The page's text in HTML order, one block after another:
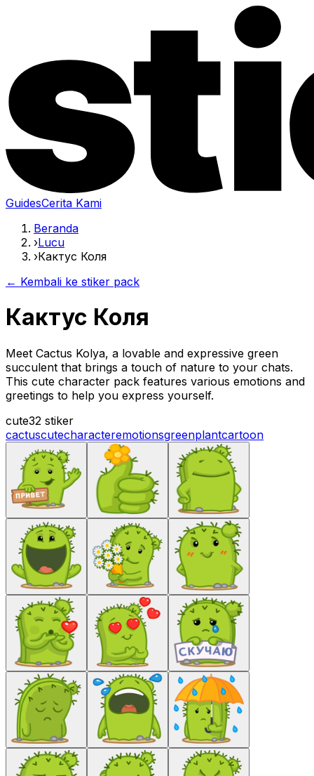
GuidesCerita Kami
Beranda
›Lucu
›Кактус Коля
← Kembali ke stiker pack
Кактус Коля
Meet Cactus Kolya, a lovable and expressive green
succulent that brings a touch of nature to your chats.
This cute character pack features various emotions and
greetings to help you express yourself.
cute32 stiker
cactuscutecharacteremotionsgreenplantcartoon